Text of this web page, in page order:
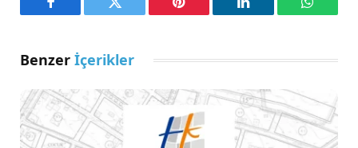
Facebook Twitter Pinterest LinkedIn
Benzer İçerikler